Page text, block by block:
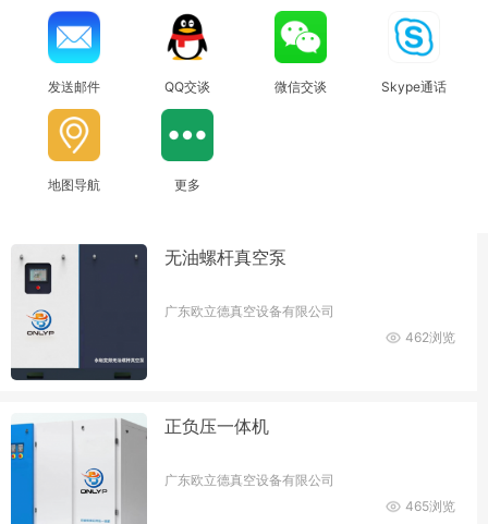
发送邮件 QQ交谈 微信交谈 Skype通话
地图导航 更多
无油螺杆真空泵
广东欧立德真空设备有限公司
462浏览
正负压一体机
广东欧立德真空设备有限公司
465浏览